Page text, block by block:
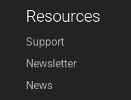
Resources
Support
Newsletter
News